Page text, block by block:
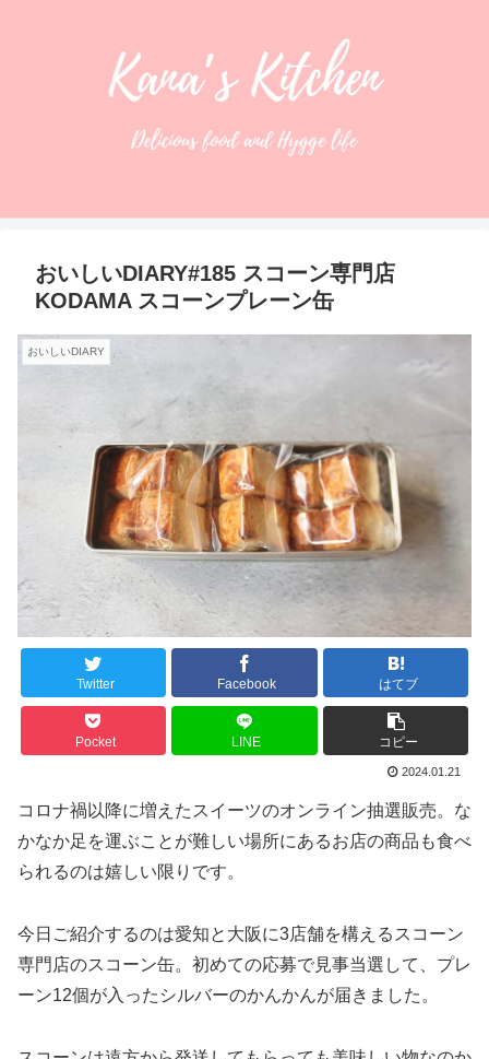
おいしいDIARY#185 スコーン専門店
KODAMA スコーンプレーン缶
おいしいDIARY
Twitter Facebook はてブ
Pocket LINE コピー
2024.01.21
コロナ禍以降に増えたスイーツのオンライン抽選販売。な
かなか足を運ぶことが難しい場所にあるお店の商品も食べ
られるのは嬉しい限りです。
今日ご紹介するのは愛知と大阪に3店舗を構えるスコーン
専門店のスコーン缶。初めての応募で見事当選して、プレ
ーン12個が入ったシルバーのかんかんが届きました。